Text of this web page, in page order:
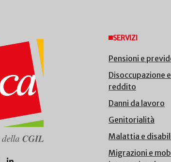
SERVIZI
Pensioni e
Disoccupazione
reddito
Danni da lavoro
Genitorialità
Malattia e
Migrazioni e